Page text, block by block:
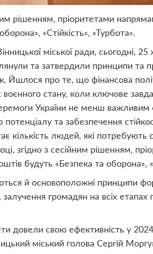
рішенням, пріоритетами
«Стійкість», «Турбота».
міської ради, сьогодні, 25
та затвердили принципи та
Йшлося про те, що фінансова
стану, коли ключове
України не менш
та забезпечення
кількість людей, які потребують
згідно з сесійним рішенням,
будуть «Безпека та оборона»,
й основоположні принципи
громадян на всіх етапах
довели свою ефективність у
міський голова Сергій